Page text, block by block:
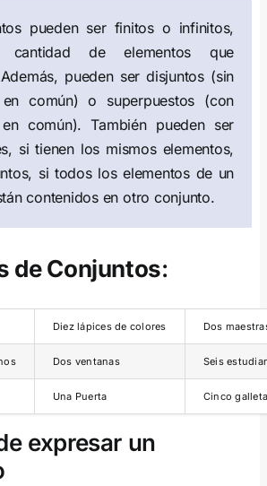
pueden ser finitos o infinitos,
cantidad de elementos que
pueden ser disjuntos (sin
en común) o superpuestos (con
común). También pueden ser
si tienen los mismos elementos,
si todos los elementos de un
contenidos en otro conjunto.
de Conjuntos:
Diez lápices de colores Dos
Dos ventanas Seis
Una Puerta Cinco
expresar un